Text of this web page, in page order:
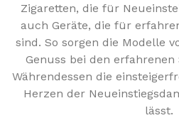
Zigaretten, die für
auch Geräte, die für
sind. So sorgen die Modelle
Genuss bei den
Währendessen die
Herzen der
lässt.